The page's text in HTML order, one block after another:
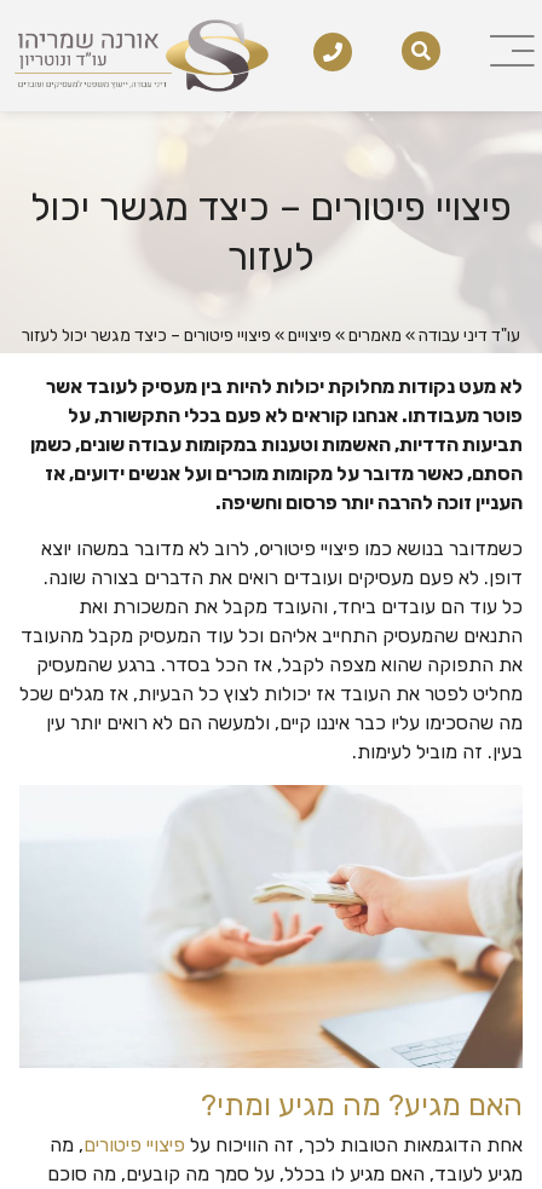
פיצויי פיטורים – כיצד מגשר יכול
לעזור
עו"ד דיני עבודה» מאמרים» פיצויים» פיצויי פיטורים – כיצד מגשר יכול לעזור
לא מעט נקודות מחלוקת יכולות להיות בין מעסיק לעובד אשר
פוטר מעבודתו. אנחנו קוראים לא פעם בכלי התקשורת, על
תביעות הדדיות, האשמות וטענות במקומות עבודה שונים, כשמן
הסתם, כאשר מדובר על מקומות מוכרים ועל אנשים ידועים, אז
העניין זוכה להרבה יותר פרסום וחשיפה.
כשמדובר בנושא כמו פיצויי פיטוריo, לרוב לא מדובר במשהו יוצא
דופן. לא פעם מעסיקים ועובדים רואים את הדברים בצורה שונה.
כל עוד הם עובדים ביחד, והעובד מקבל את המשכורת ואת
התנאים שהמעסיק התחייב אליהם וכל עוד המעסיק מקבל מהעובד
את התפוקה שהוא מצפה לקבל, אז הכל בסדר. ברגע שהמעסיק
מחליט לפטר את העובד אז יכולות לצוץ כל הבעיות, אז מגלים שכל
מה שהסכימו עליו כבר איננו קיים, ולמעשה הם לא רואים יותר עין
בעין. זה מוביל לעימות.
האם מגיע? מה מגיע ומתי?
אחת הדוגמאות הטובות לכך, זה הוויכוח על פיצויי פיטורים, מה
מגיע לעובד, האם מגיע לו בכלל, על סמך מה קובעים, מה סוכם